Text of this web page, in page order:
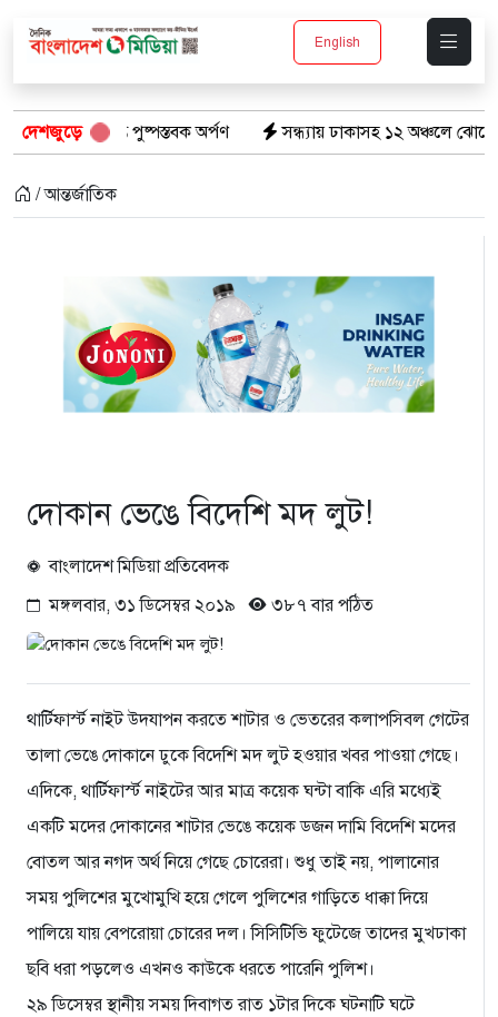
English
দেশজুড়ে
পুষ্পস্তবক অর্পণ সন্ধ্যায় ঢাকাসহ ১২ অঞ্চলে ঝোড়ো হাওয়ার শঙ্কা,
/ আন্তর্জাতিক
দোকান ভেঙে বিদেশি মদ লুট!
বাংলাদেশ মিডিয়া প্রতিবেদক
মঙ্গলবার, ৩১ ডিসেম্বর ২০১৯
৩৮৭ বার পঠিত
থার্টিফার্স্ট নাইট উদযাপন করতে শাটার ও ভেতরের কলাপসিবল গেটের
তালা ভেঙে দোকানে ঢুকে বিদেশি মদ লুট হওয়ার খবর পাওয়া গেছে।
এদিকে, থার্টিফার্স্ট নাইটের আর মাত্র কয়েক ঘন্টা বাকি এরি মধ্যেই
একটি মদের দোকানের শাটার ভেঙে কয়েক ডজন দামি বিদেশি মদের
বোতল আর নগদ অর্থ নিয়ে গেছে চোরেরা। শুধু তাই নয়, পালানোর
সময় পুলিশের মুখোমুখি হয়ে গেলে পুলিশের গাড়িতে ধাক্কা দিয়ে
পালিয়ে যায় বেপরোয়া চোরের দল। সিসিটিভি ফুটেজে তাদের মুখঢাকা
ছবি ধরা পড়লেও এখনও কাউকে ধরতে পারেনি পুলিশ।
২৯ ডিসেম্বর স্থানীয় সময় দিবাগত রাত ১টার দিকে ঘটনাটি ঘটে